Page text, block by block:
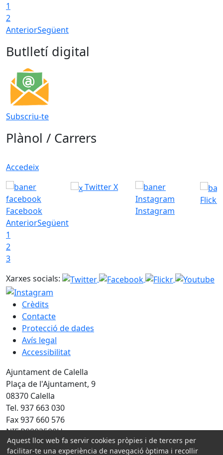
1
2
AnteriorSegüent
Butlletí digital
Subscriu-te
Plànol / Carrers
Accedeix
Facebook
Twitter X
Instagram
Flickr
AnteriorSegüent
1
2
3
Xarxes socials:
Crèdits
Contacte
Protecció de dades
Avís legal
Accessibilitat
Ajuntament de Calella
Plaça de l'Ajuntament, 9
08370 Calella
Tel. 937 663 030
Fax 937 660 576
NIF P0803500H
Amb la col·laboració de:
Aquest lloc web fa servir cookies pròpies i de tercers per
facilitar-te una experiència de navegació òptima i recollir